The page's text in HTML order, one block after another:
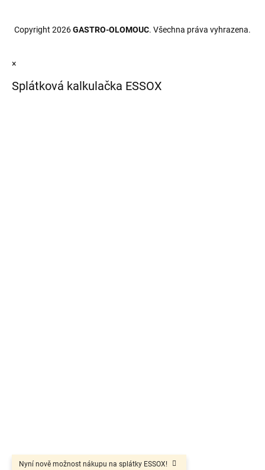
Nyní nově možnost nákupu na splátky ESSOX!
Copyright 2026GASTRO-OLOMOUC. Všechna práva vyhrazena.
×
Splátková kalkulačka ESSOX